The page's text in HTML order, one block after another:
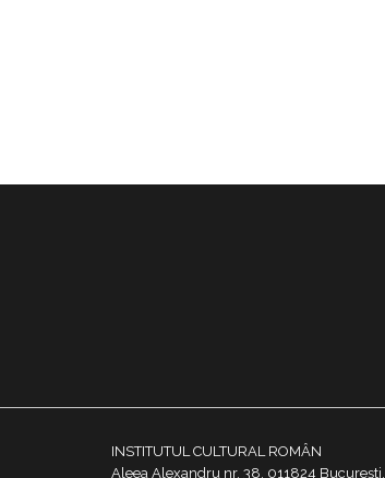
INSTITUTUL CULTURAL ROMÂN
Aleea Alexandru nr. 38, 011824 București,